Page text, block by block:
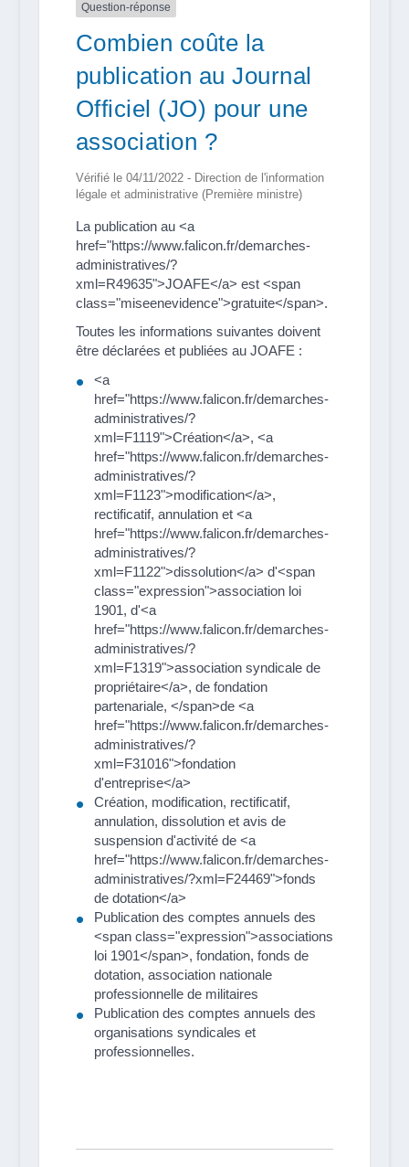
Question-réponse
Combien coûte la
publication au Journal
Officiel (JO) pour une
association ?
Vérifié le 04/11/2022 - Direction de l'information
légale et administrative (Première ministre)
La publication au <a
href="https://www.falicon.fr/demarches-
administratives/?
xml=R49635">JOAFE</a> est <span
class="miseenevidence">gratuite</span>.
Toutes les informations suivantes doivent
être déclarées et publiées au JOAFE :
<a
href="https://www.falicon.fr/demarches-
administratives/?
xml=F1119">Création</a>, <a
href="https://www.falicon.fr/demarches-
administratives/?
xml=F1123">modification</a>,
rectificatif, annulation et <a
href="https://www.falicon.fr/demarches-
administratives/?
xml=F1122">dissolution</a> d'<span
class="expression">association loi
1901, d'<a
href="https://www.falicon.fr/demarches-
administratives/?
xml=F1319">association syndicale de
propriétaire</a>, de fondation
partenariale, </span>de <a
href="https://www.falicon.fr/demarches-
administratives/?
xml=F31016">fondation
d'entreprise</a>
Création, modification, rectificatif,
annulation, dissolution et avis de
suspension d'activité de <a
href="https://www.falicon.fr/demarches-
administratives/?xml=F24469">fonds
de dotation</a>
Publication des comptes annuels des
<span class="expression">associations
loi 1901</span>, fondation, fonds de
dotation, association nationale
professionnelle de militaires
Publication des comptes annuels des
organisations syndicales et
professionnelles.